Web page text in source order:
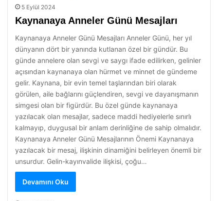
5 Eylül 2024
Kaynanaya Anneler Günü Mesajları
Kaynanaya Anneler Günü Mesajları Anneler Günü, her yıl
dünyanın dört bir yanında kutlanan özel bir gündür. Bu
günde annelere olan sevgi ve saygı ifade edilirken, gelinler
açısından kaynanaya olan hürmet ve minnet de gündeme
gelir. Kaynana, bir evin temel taşlarından biri olarak
görülen, aile bağlarını güçlendiren, sevgi ve dayanışmanın
simgesi olan bir figürdür. Bu özel günde kaynanaya
yazılacak olan mesajlar, sadece maddi hediyelerle sınırlı
kalmayıp, duygusal bir anlam derinliğine de sahip olmalıdır.
Kaynanaya Anneler Günü Mesajlarının Önemi Kaynanaya
yazılacak bir mesaj, ilişkinin dinamiğini belirleyen önemli bir
unsurdur. Gelin-kayınvalide ilişkisi, çoğu…
Devamını Oku